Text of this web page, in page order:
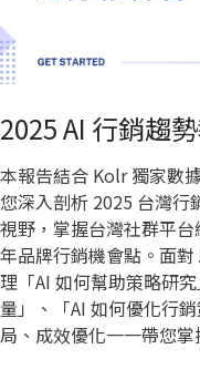
2025 AI 行銷趨
本報告結合 Kolr 獨家數
您深入剖析 2025 台灣行
視野，掌握台灣社群平
年品牌行銷機會點。面
理「AI 如何幫助策略研
量」、「AI 如何優化行
局、成效優化一一帶您掌